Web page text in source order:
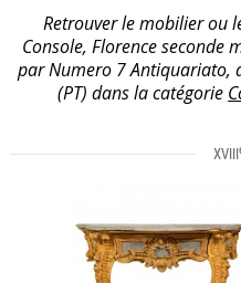
Retrouver le mobilier ou
Console, Florence seconde
par Numero 7 Antiquariato,
(PT) dans la catégorie
XVIII